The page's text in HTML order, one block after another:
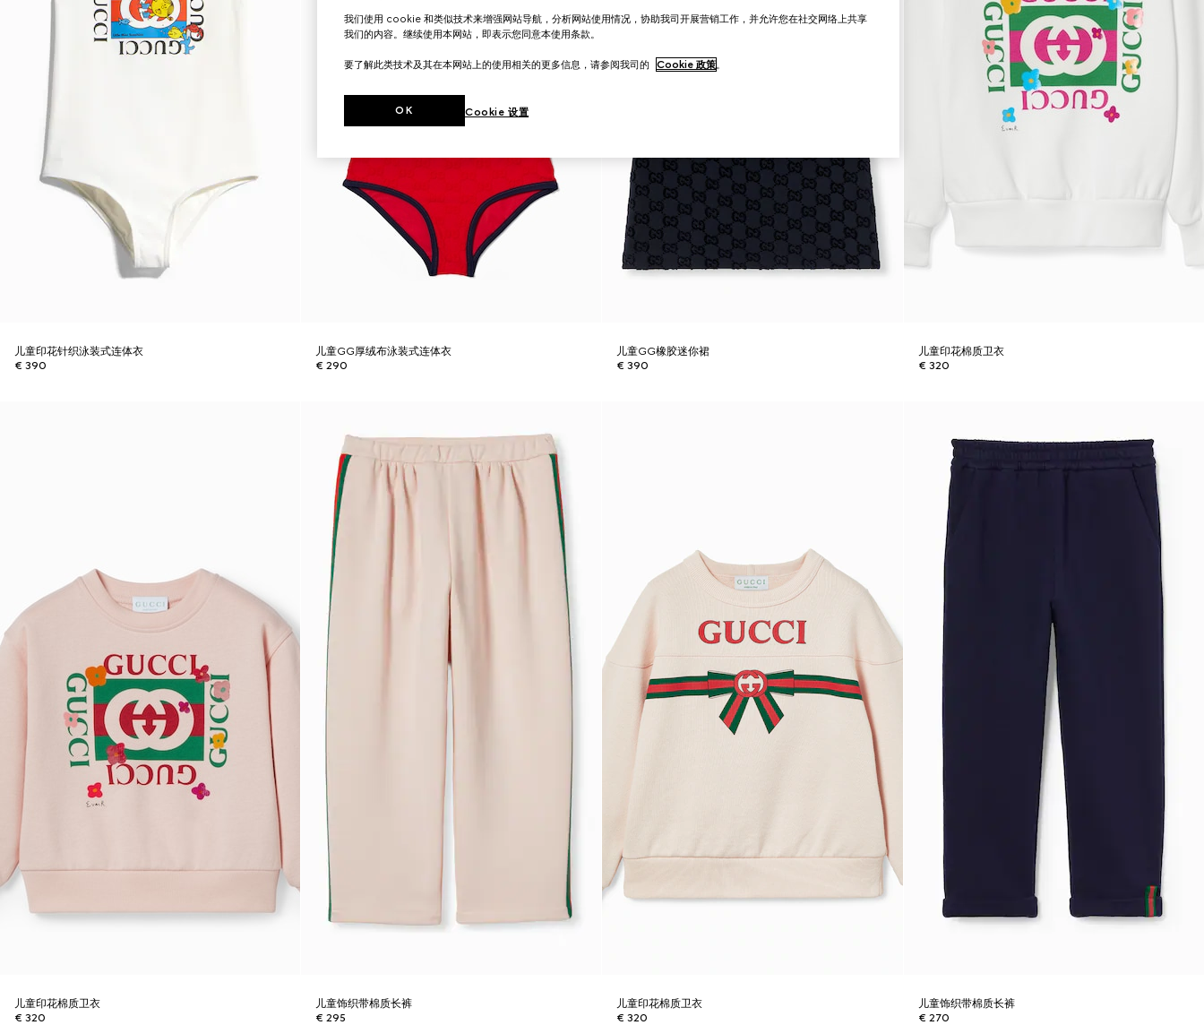
儿童印花针织泳装式连体衣
€ 390
儿童GG厚绒布泳装式连体衣
€ 290
儿童GG橡胶迷你裙
€ 390
儿童印花棉质卫衣
€ 320
儿童印花棉质卫衣
€ 320
儿童饰织带棉质长裤
€ 295
儿童印花棉质卫衣
€ 320
儿童饰织带棉质长裤
€ 270
我们使用 cookie 和类似技术来增强网站导航，分析网站使用情况，协助我司开展营销工作，并允许您在社交网络上共享
我们的内容。继续使用本网站，即表示您同意本使用条款。
要了解此类技术及其在本网站上的使用相关的更多信息，请参阅我司的 Cookie 政策。
Cookie 设置
OK